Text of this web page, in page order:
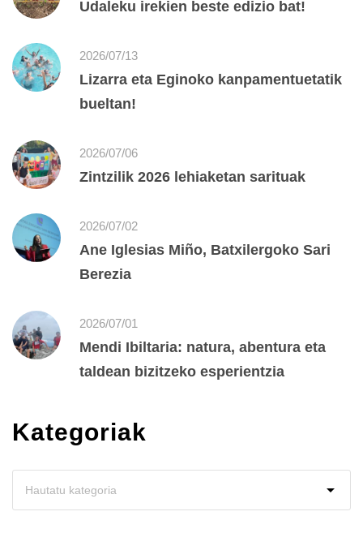
Udaleku irekien beste edizio bat!
2026/07/13
Lizarra eta Eginoko kanpamentuetatik
bueltan!
2026/07/06
Zintzilik 2026 lehiaketan sarituak
2026/07/02
Ane Iglesias Miño, Batxilergoko Sari
Berezia
2026/07/01
Mendi Ibiltaria: natura, abentura eta
taldean bizitzeko esperientzia
Kategoriak